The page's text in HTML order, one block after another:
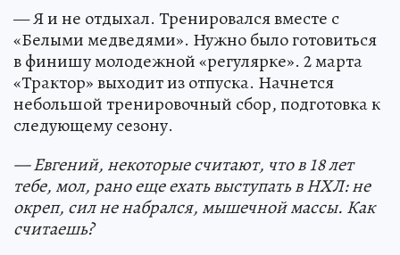
— Я и не отдыхал. Тренировался вместе с
«Белыми медведями». Нужно было готовиться
в финишу молодежной «регулярке». 2 марта
«Трактор» выходит из отпуска. Начнется
небольшой тренировочный сбор, подготовка к
следующему сезону.
— Евгений, некоторые считают, что в 18 лет
тебе, мол, рано еще ехать выступать в НХЛ: не
окреп, сил не набрался, мышечной массы. Как
считаешь?